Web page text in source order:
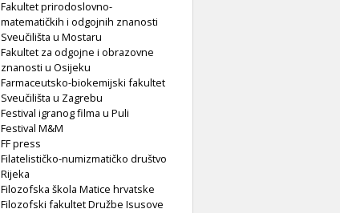
Fakultet prirodoslovno-
matematičkih i odgojnih znanosti
Sveučilišta u Mostaru
Fakultet za odgojne i obrazovne
znanosti u Osijeku
Farmaceutsko-biokemijski fakultet
Sveučilišta u Zagrebu
Festival igranog filma u Puli
Festival M&M
FF press
Filatelističko-numizmatičko društvo
Rijeka
Filozofska škola Matice hrvatske
Filozofski fakultet Družbe Isusove